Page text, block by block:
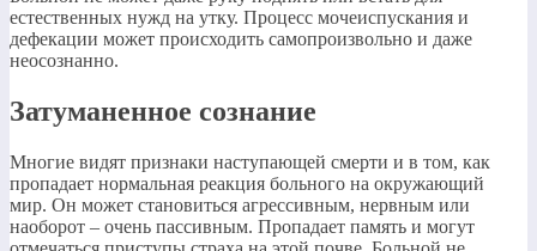
естественных нужд на утку. Процесс мочеиспускания и
дефекации может происходить самопроизвольно и даже
неосознанно.
Затуманенное сознание
Многие видят признаки наступающей смерти и в том, как
пропадает нормальная реакция больного на окружающий
мир. Он может становиться агрессивным, нервным или
наоборот – очень пассивным. Пропадает память и могут